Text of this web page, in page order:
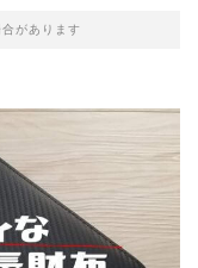
があります